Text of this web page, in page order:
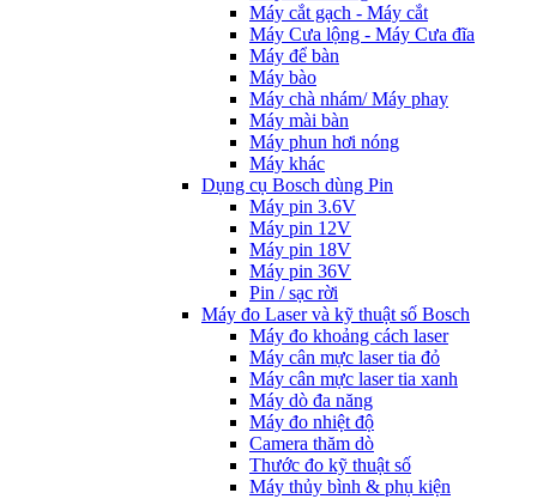
Máy cắt gạch - Máy cắt
Máy Cưa lộng - Máy Cưa đĩa
Máy để bàn
Máy bào
Máy chà nhám/ Máy phay
Máy mài bàn
Máy phun hơi nóng
Máy khác
Dụng cụ Bosch dùng Pin
Máy pin 3.6V
Máy pin 12V
Máy pin 18V
Máy pin 36V
Pin / sạc rời
Máy đo Laser và kỹ thuật số Bosch
Máy đo khoảng cách laser
Máy cân mực laser tia đỏ
Máy cân mực laser tia xanh
Máy dò đa năng
Máy đo nhiệt độ
Camera thăm dò
Thước đo kỹ thuật số
Máy thủy bình & phụ kiện